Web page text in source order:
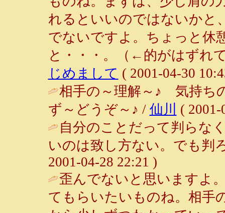
れるといいのではないかと
でないですよ。ちょっと休
と・・・。（←的がはずれ
じめまして ( 2001-04-30
相手の～理解～♪ 気持ち
ず～どうぞ～♪ / 仙川
( 2001-
自分のことだって判らな
いのは致し方ない。でも判
2001-04-28 22:21 )
歪んでないと思いますよ
てもらいたいものね。相手